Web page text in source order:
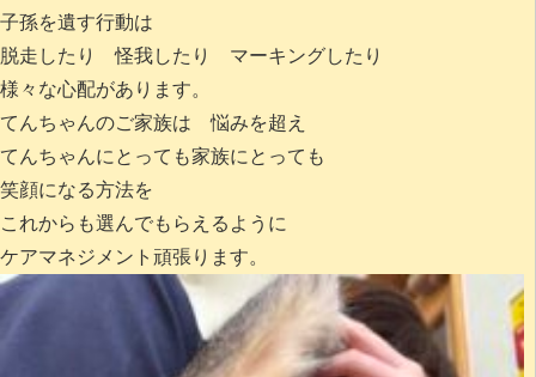
子孫を遺す行動は
脱走したり 怪我したり マーキングしたり
様々な心配があります。
てんちゃんのご家族は 悩みを超え
てんちゃんにとっても家族にとっても
笑顔になる方法を
これからも選んでもらえるように
ケアマネジメント頑張ります。